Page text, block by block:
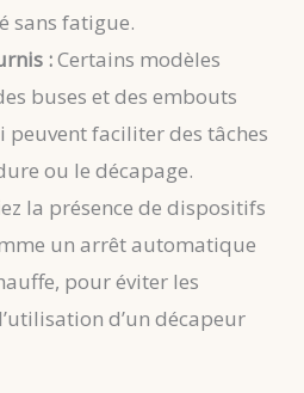
sans fatigue.
:Certains modèles
buses et des embouts
peuvent faciliter des tâches
ou le décapage.
la présence de dispositifs
un arrêt automatique
pour éviter les
d’un décapeur